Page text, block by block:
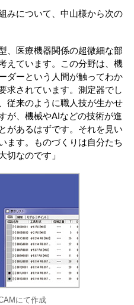
みについて、中山様から次の
、医療機器関係の超微細な部
えています。この分野は、機
ダーという人間が触ってわか
求されています。測定器でし
従来のように職人技が生かせ
が、機械やAIなどの技術が進
があるはずです。それを見い
ます。ものづくりは自分たち
切なのです」
にて作成